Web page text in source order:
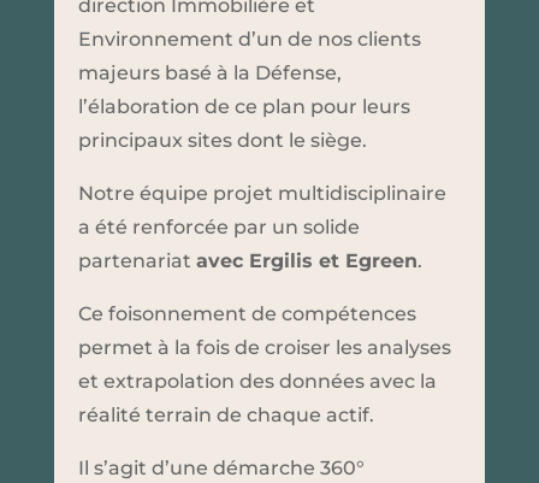
direction Immobilière et
Environnement d’un de nos clients
majeurs basé à la Défense,
l’élaboration de ce plan pour leurs
principaux sites dont le siège.
Notre équipe projet multidisciplinaire
a été renforcée par un solide
partenariat avec Ergilis et Egreen.
Ce foisonnement de compétences
permet à la fois de croiser les analyses
et extrapolation des données avec la
réalité terrain de chaque actif.
Il s’agit d’une démarche 360°